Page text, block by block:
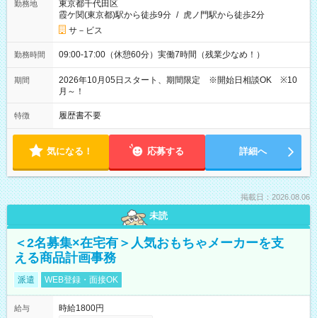
勤務地
東京都千代田区
霞ケ関(東京都)駅から徒歩9分 / 虎ノ門駅から徒歩2分
サ－ビス
勤務時間 09:00-17:00（休憩60分）実働7時間（残業少なめ！）
期間
2026年10月05日スタート、期間限定 ※開始日相談OK ※10
月～！
特徴 履歴書不要
気になる！ 応募する 詳細へ
掲載日：2026.08.06
未読
＜2名募集×在宅有＞人気おもちゃメーカーを支
える商品計画事務
派遣 WEB登録・面接OK
給与
時給1800円